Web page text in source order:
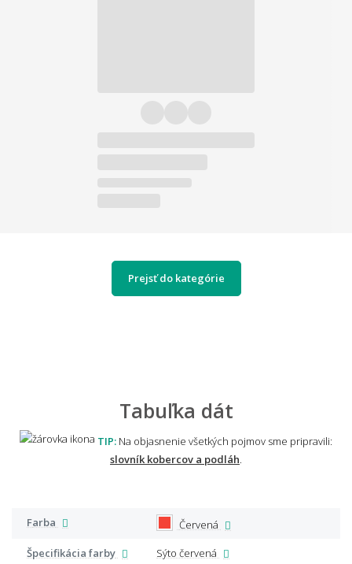
Prejsť do kategórie
Tabuľka dát
TIP: Na objasnenie všetkých pojmov sme pripravili:
slovník kobercov a podláh
Farba
Červená
Špecifikácia farby
Sýto červená